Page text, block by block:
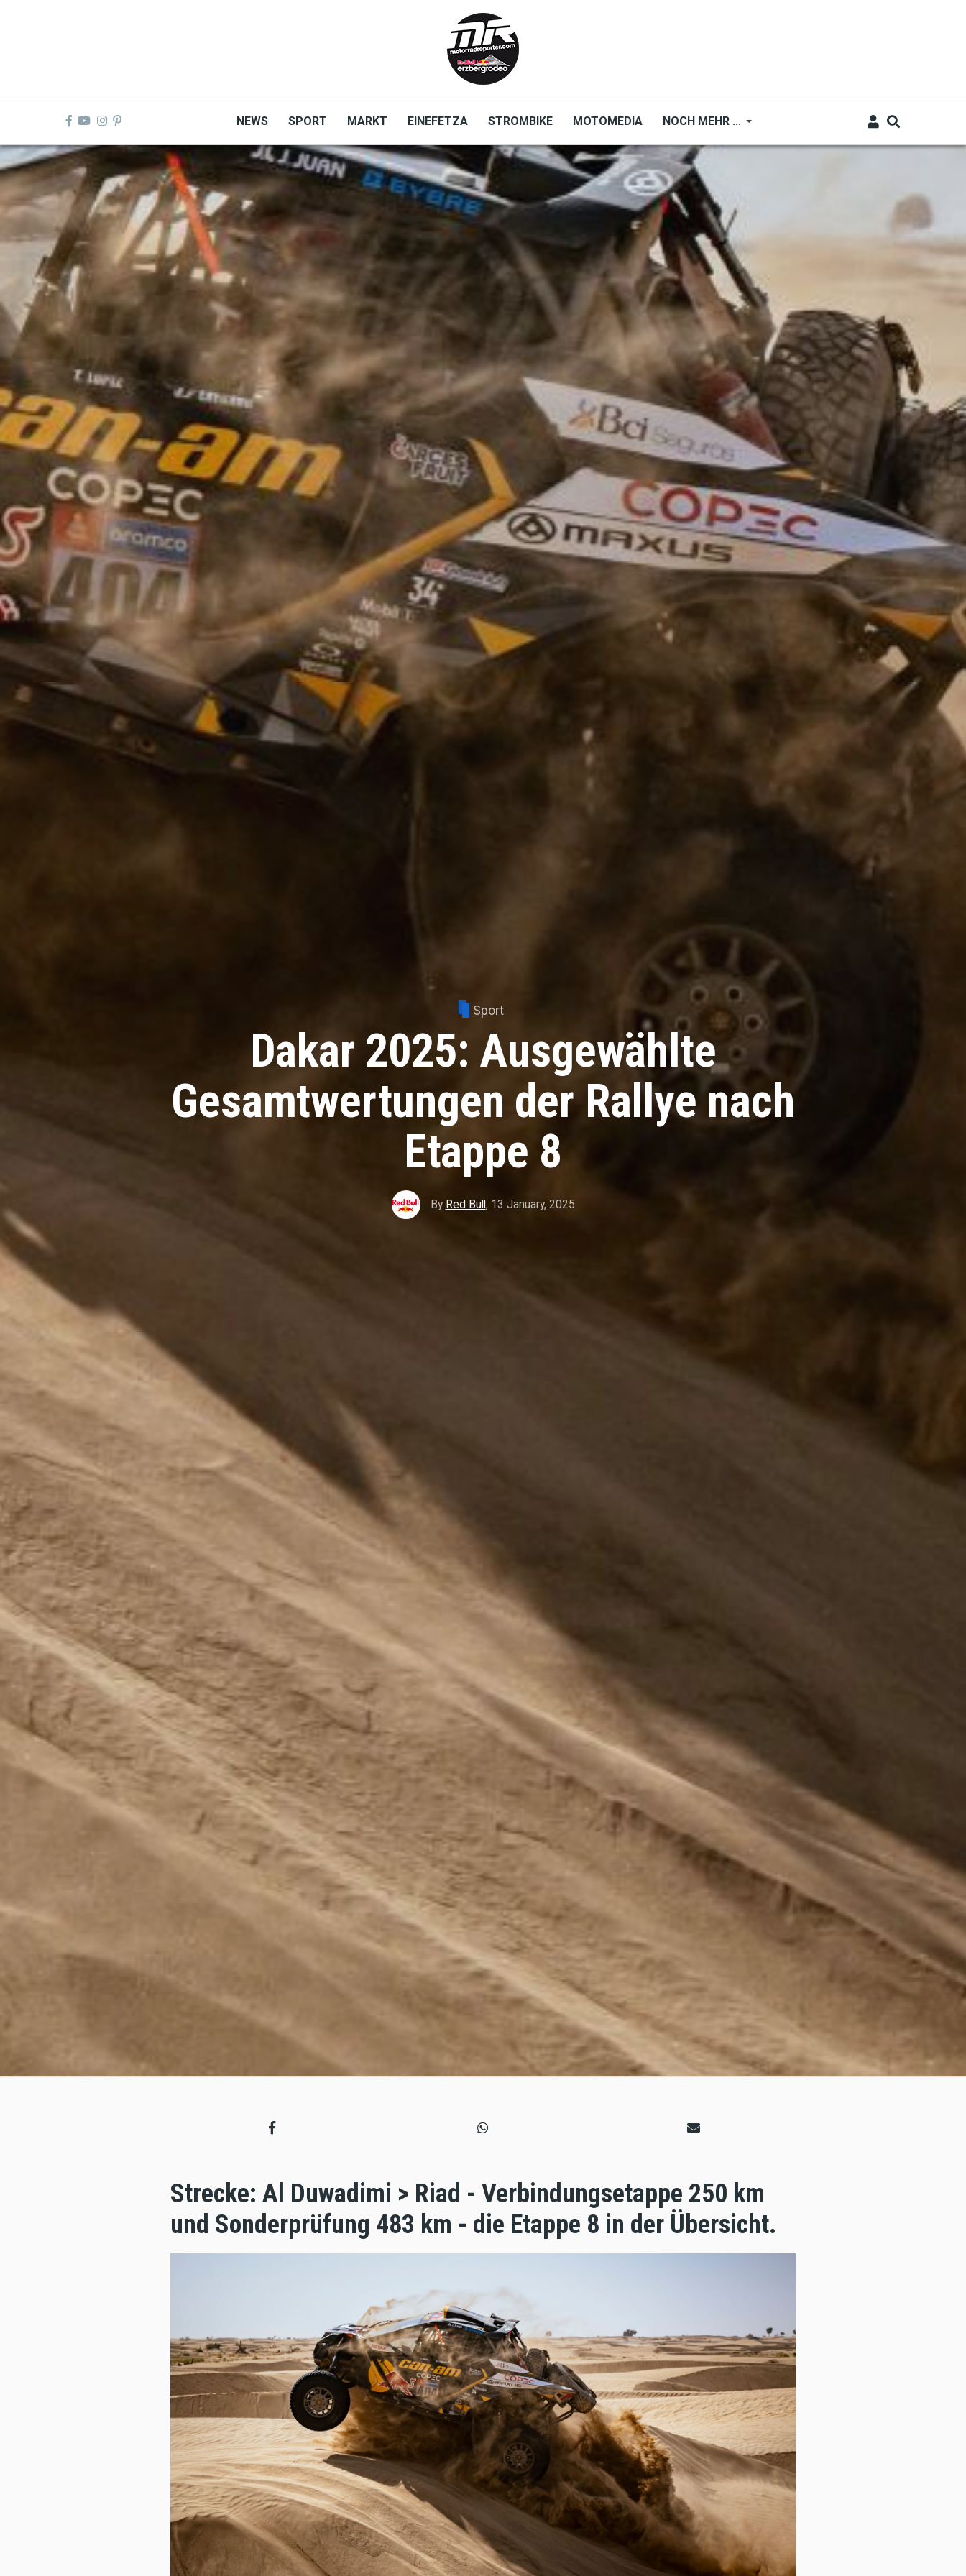
NEWS SPORT MARKT EINEFETZA STROMBIKE MOTOMEDIA NOCH MEHR ...
Sport
Dakar 2025: Ausgewählte
Gesamtwertungen der Rallye nach
Etappe 8
By Red Bull , 13 January, 2025
Strecke: Al Duwadimi > Riad - Verbindungsetappe 250 km
und Sonderprüfung 483 km - die Etappe 8 in der Übersicht.